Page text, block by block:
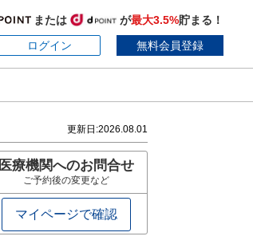
または が最大3.5%貯まる！
ログイン
無料会員登録
更新日:2026.08.01
医療機関へのお問合せ
ご予約後の変更など
マイページで確認